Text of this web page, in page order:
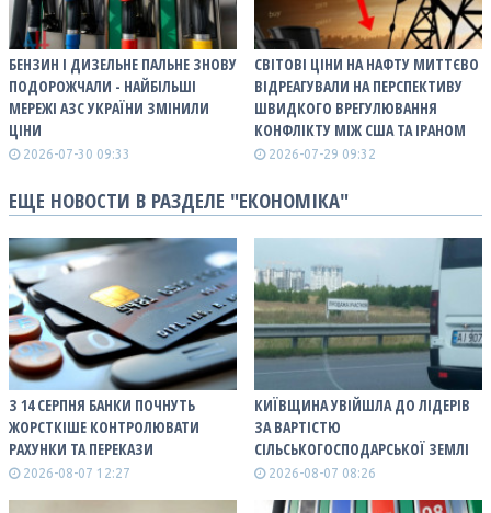
БЕНЗИН І ДИЗЕЛЬНЕ ПАЛЬНЕ ЗНОВУ
ПОДОРОЖЧАЛИ - НАЙБІЛЬШІ
МЕРЕЖІ АЗС УКРАЇНИ ЗМІНИЛИ
ЦІНИ
2026-07-30 09:33
СВІТОВІ ЦІНИ НА НАФТУ МИТТЄВО
ВІДРЕАГУВАЛИ НА ПЕРСПЕКТИВУ
ШВИДКОГО ВРЕГУЛЮВАННЯ
КОНФЛІКТУ МІЖ США ТА ІРАНОМ
2026-07-29 09:32
ЕЩЕ НОВОСТИ В РАЗДЕЛЕ "ЕКОНОМІКА"
З 14 СЕРПНЯ БАНКИ ПОЧНУТЬ
ЖОРСТКІШЕ КОНТРОЛЮВАТИ
РАХУНКИ ТА ПЕРЕКАЗИ
2026-08-07 12:27
КИЇВЩИНА УВІЙШЛА ДО ЛІДЕРІВ
ЗА ВАРТІСТЮ
СІЛЬСЬКОГОСПОДАРСЬКОЇ ЗЕМЛІ
2026-08-07 08:26